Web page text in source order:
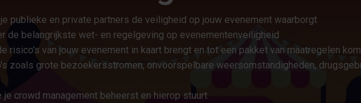
publieke en private partners de veiligheid op jouw evenement waarborgt
de belangrijkste wet- en regelgeving op evenementenveiligheid
risico's van jouw evenement in kaart brengt en tot een pakket van maatregelen
zoals grote bezoekersstromen, onvoorspelbare weersomstandigheden,
je crowd management beheerst en hierop stuurt